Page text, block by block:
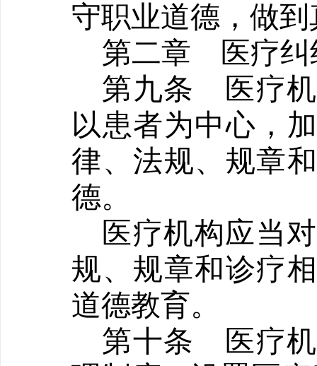
守职业道德，做
第二章 医疗纠
第九条
医疗
以患者为中心，
律、法规、规章
德。
医疗机构应当
规、规章和诊疗
道德教育。
第十条
医疗